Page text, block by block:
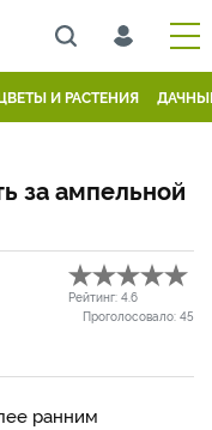
И РАСТЕНИЯ
за ампельной
Рейтинг: 4.6
Проголосовало: 45
ранним